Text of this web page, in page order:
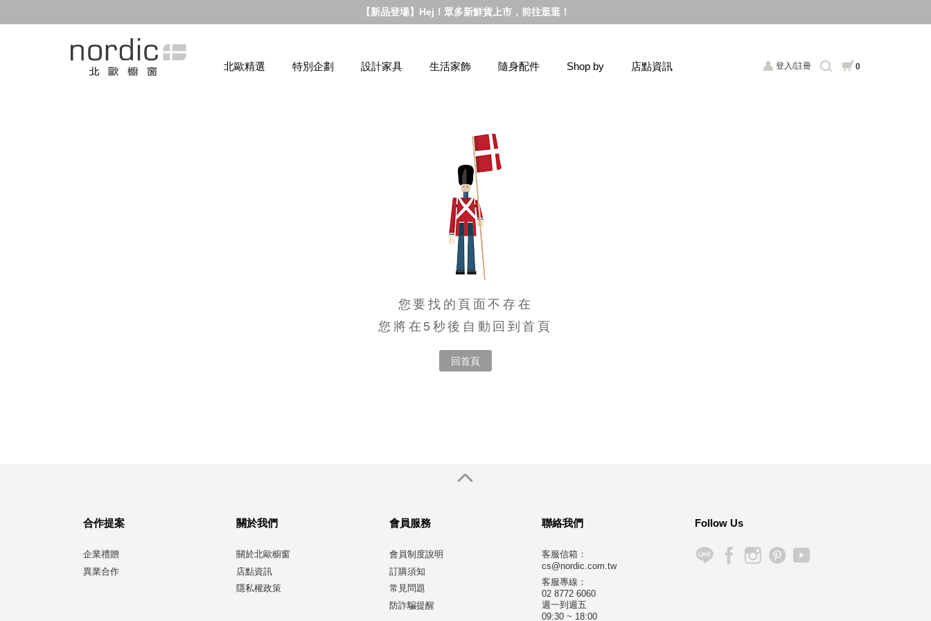
【新品登場】Hej！眾多新鮮貨上市，前往逛逛！
登入/註冊 0
北歐精選 特別企劃 設計家具 生活家飾 隨身配件 Shop by 店點資訊
您要找的頁面不存在
您將在5秒後自動回到首頁
回首頁
合作提案
企業禮贈
異業合作
關於我們
關於北歐櫥窗
店點資訊
隱私權政策
會員服務
會員制度說明
訂購須知
常見問題
防詐騙提醒
聯絡我們
客服信箱：
cs@nordic.com.tw
客服專線：
02 8772 6060
週一到週五
09:30 ~ 18:00
Follow Us